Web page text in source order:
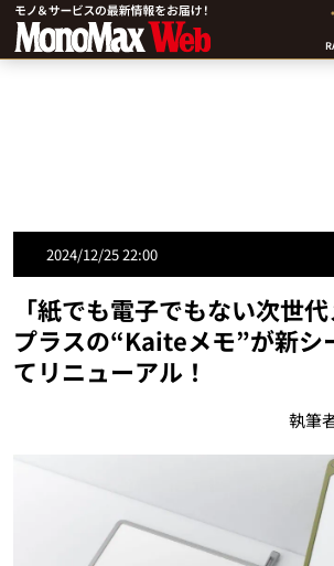
2024/12/25 22:00
「紙でも電子でもない次世代
プラスの“Kaiteメモ”が新シ
てリニューアル！
執筆